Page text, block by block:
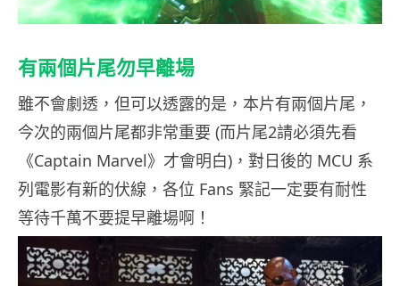
有兩個片尾勿早離場
雖不會劇透，但可以透露的是，本片有兩個片尾，
今次的兩個片尾都非常重要 (而片尾2請必須先看
《Captain Marvel》才會明白)，對日後的 MCU 系
列電影有新的伏線，各位 Fans 緊記一定要有耐性
等待千萬不要提早離場啊！